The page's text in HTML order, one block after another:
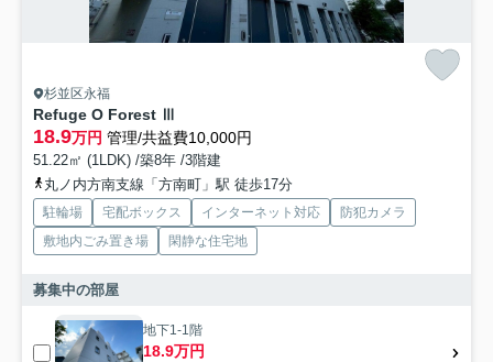
杉並区永福
Refuge O Forest Ⅲ
18.9万円 管理/共益費10,000円
51.22㎡ (1LDK) /築8年 /3階建
丸ノ内方南支線「方南町」駅 徒歩17分
駐輪場 宅配ボックス インターネット対応
防犯カメラ
敷地内ごみ置き場
閑静な住宅地
募集中の部屋
地下1-1階
18.9万円